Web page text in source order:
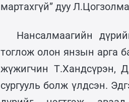
мартахгүй” дуу
Нансалмаагийн
тоглож олон янзын арга
жүжигчин Т.Хандсүрэн,
сургууль болж үлдсэн.